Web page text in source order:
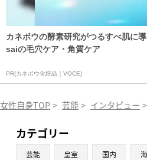
カネボウの酵素研究がつるすべ肌に
saiの毛穴ケア・角質ケア
PR(カネボウ化粧品｜VOCE)
女性自身TOP > 芸能 > インタビュー >
カテゴリー
芸能 皇室 国内